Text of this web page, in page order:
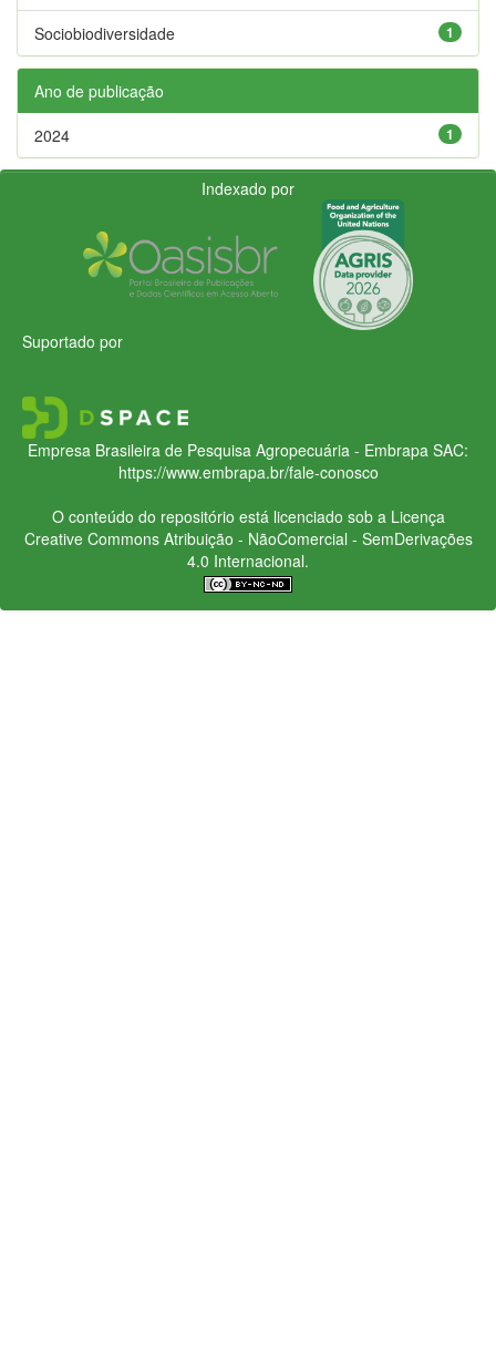
1
Sociobiodiversidade
Ano de publicação
1
2024
Indexado por
Suportado por
Empresa Brasileira de Pesquisa Agropecuária - Embrapa SAC:
https://www.embrapa.br/fale-conosco
O conteúdo do repositório está licenciado sob a Licença
Creative CommonsAtribuição - NãoComercial - SemDerivações
4.0 Internacional.